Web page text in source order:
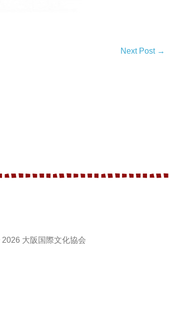
Next Post →
大阪国際文化協会